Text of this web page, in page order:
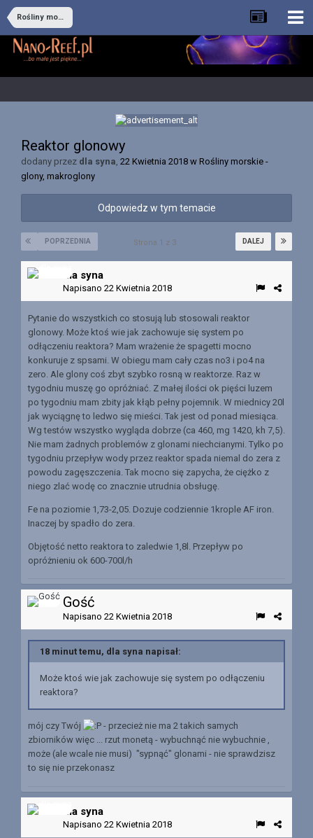
Rośliny morskie - glony, makroglony
Reaktor glonowy
dodany przez dla syna 22 Kwietnia 2018 w Rośliny morskie -
glony, makroglony
Odpowiedz w tym temacie
POPRZEDNIA DALEJ
Strona 1 z 3
dla syna
Napisano 22 Kwietnia 2018
Pytanie do wszystkich co stosują lub stosowali reaktor
glonowy. Może ktoś wie jak zachowuje się system po
odłączeniu reaktora? Mam wrażenie że spagetti mocno
konkuruje z spsami. W obiegu mam cały czas no3 i po4 na
zero. Ale glony coś zbyt szybko rosną w reaktorze. Raz w
tygodniu muszę go opróżniać. Z małej ilości ok pięści luzem
po tygodniu mam zbity jak kłąb pełny pojemnik. W miednicy 20l
jak wyciągnę to ledwo się mieści. Tak jest od ponad miesiąca.
Wg testów wszystko wygląda dobrze (ca 460, mg 1420, kh 7,5).
Nie mam żadnych problemów z glonami niechcianymi. Tylko po
tygodniu przepływ wody przez reaktor spada niemal do zera z
powodu zagęszczenia. Tak mocno się zapycha, że ciężko z
niego zlać wodę co znacznie utrudnia obsługę.
Fe na poziomie 1,73-2,05. Dozuje codziennie 1krople AF iron.
Inaczej by spadło do zera.
Objętość netto reaktora to zaledwie 1,8l. Przepływ po
opróżnieniu ok 600-700l/h
Gość
Napisano 22 Kwietnia 2018
18 minut temu, dla syna napisał:
Może ktoś wie jak zachowuje się system po odłączeniu
reaktora?
mój czy Twój
- przecież nie ma 2 takich samych
zbiorników więc ... rzut monetą - wybuchnąć nie wybuchnie ,
może (ale wcale nie musi) "sypnąć" glonami - nie sprawdzisz
to się nie przekonasz
dla syna
Napisano 22 Kwietnia 2018